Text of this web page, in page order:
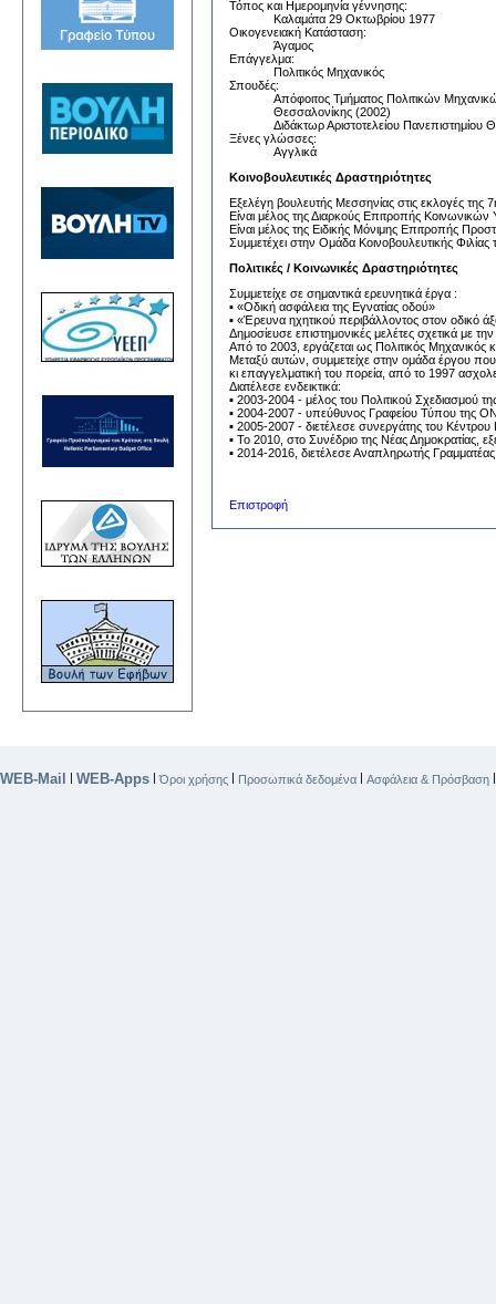
Τόπος και Ημερομηνία γέννησης:
Καλαμάτα 29 Οκτωβρίου 1977
Οικογενειακή Κατάσταση:
Άγαμος
Επάγγελμα:
Πολιτικός Μηχανικός
Σπουδές:
Απόφοιτος Τμήματος Πολιτικών
Θεσσαλονίκης (2002)
Διδάκτωρ Αριστοτελείου Πανεπιστημίου
Ξένες γλώσσες:
Αγγλικά
Κοινοβουλευτικές Δραστηριότητες
Εξελέγη βουλευτής Μεσσηνίας στις εκλογές της
Είναι μέλος της Διαρκούς Επιτροπής
Είναι μέλος της Ειδικής Μόνιμης Επιτροπής
Συμμετέχει στην Ομάδα Κοινοβουλευτικής
Πολιτικές / Κοινωνικές Δραστηριότητες
Συμμετείχε σε σημαντικά ερευνητικά έργα :
▪ «Οδική ασφάλεια της Εγνατίας οδού»
▪ «Έρευνα ηχητικού περιβάλλοντος στον οδικό
Δημοσίευσε επιστημονικές μελέτες σχετικά με την
Από το 2003, εργάζεται ως Πολιτικός Μηχανικός
Μεταξύ αυτών, συμμετείχε στην ομάδα έργου
κι επαγγελματική του πορεία, από το 1997
Διατέλεσε ενδεικτικά:
▪ 2003-2004 - μέλος του Πολιτικού Σχεδιασμού
▪ 2004-2007 - υπεύθυνος Γραφείου Τύπου της
▪ 2005-2007 - διετέλεσε συνεργάτης του
▪ Το 2010, στο Συνέδριο της Νέας Δημοκρατίας,
▪ 2014-2016, διετέλεσε Αναπληρωτής
Επιστροφή
WEB-Mail WEB-Apps |Όροι χρήσης Προσωπικά δεδομένα Ασφάλεια & Πρόσβαση